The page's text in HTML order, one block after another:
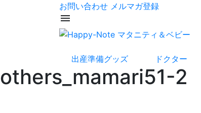
お問い合わせ メルマガ登録
menu
出産準備グッズ ドクター
others_mamari51-2